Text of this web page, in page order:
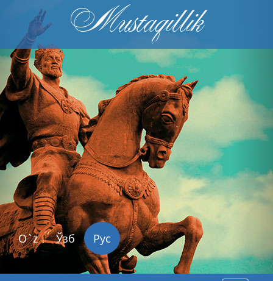
Mustaqillik
Previous
O`z Ўзб Рус